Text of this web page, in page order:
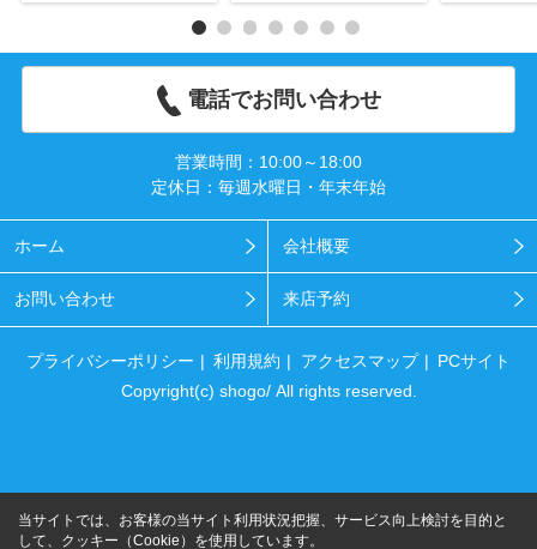
電話でお問い合わせ
営業時間：10:00～18:00
定休日：毎週水曜日・年末年始
ホーム 会社概要
お問い合わせ 来店予約
プライバシーポリシー 利用規約 アクセスマップ
PCサイト
Copyright(c) shogo/ All rights reserved.
当サイトでは、お客様の当サイト利用状況把握、サービス向上検討を目的と
して、クッキー（Cookie）を使用しています。